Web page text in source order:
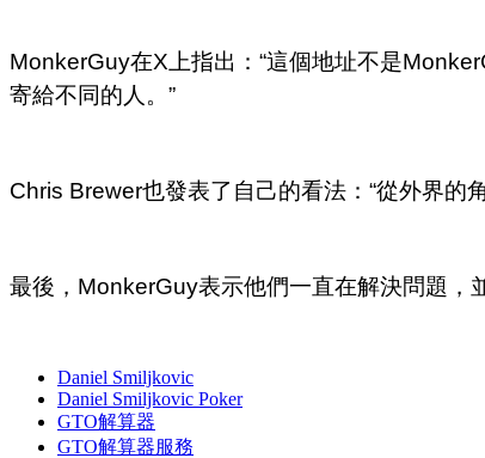
MonkerGuy在X上指出：“這個地址不是
寄給不同的人。”
Chris Brewer也發表了自己的看法：“從外界
最後，MonkerGuy表示他們一直在解決問題，
Daniel Smiljkovic
Daniel Smiljkovic Poker
GTO解算器
GTO解算器服務